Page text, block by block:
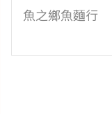
魚之鄉魚麵行